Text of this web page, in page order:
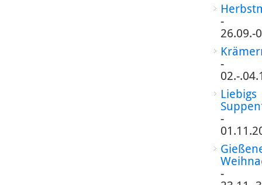
-
26.09.-
-
02.-
Liebigs
-
-